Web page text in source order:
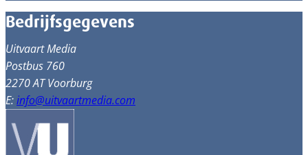
Bedrijfsgegevens
Uitvaart Media
Postbus 760
2270 AT Voorburg
E:info@uitvaartmedia.com